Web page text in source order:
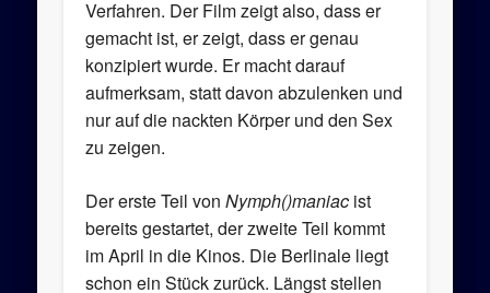
Verfahren. Der Film zeigt also, dass er
gemacht ist, er zeigt, dass er genau
konzipiert wurde. Er macht darauf
aufmerksam, statt davon abzulenken und
nur auf die nackten Körper und den Sex
zu zeigen.
Der erste Teil vonNymph()maniac ist
bereits gestartet, der zweite Teil kommt
im April in die Kinos. Die Berlinale liegt
schon ein Stück zurück. Längst stellen